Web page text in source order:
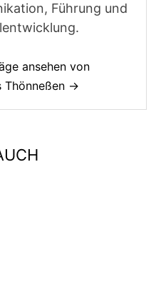
Führung und
ansehen von
Thönneßen →